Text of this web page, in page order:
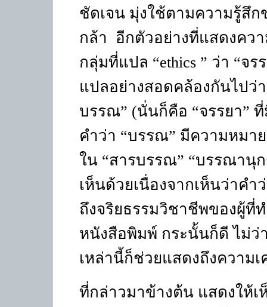
ชัดเจน มุ่งใช้ตามความรู้สึ
กล้า อีกตัวอย่างที่แสดงคว
กลุ่มที่แปล “ethics ” ว่า “จร
แปลอย่างสอดคล้องกันไปว่
บรรณ” (นั่นก็คือ “จรรยา”
คำว่า “บรรณ” มีความหมา
ใน “สารบรรณ” “บรรณานุ
เห็นด้วยเนื่องจากเห็นว่าค
ถึงจริยธรรมวิชาชีพของผู้ที่
หนังสือพิมพ์ กระนั้นก็ดี ไม่ว่
เหล่านี้ก็ช่วยแสดงถึงความ
ที่กล่าวมาข้างต้น แสดงให้เ